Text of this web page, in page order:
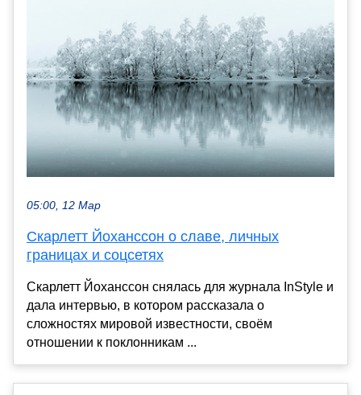
05:00, 12 Мар
Скарлетт Йоханссон о славе, личных
границах и соцсетях
Скарлетт Йоханссон снялась для журнала InStyle и
дала интервью, в котором рассказала о
сложностях мировой известности, своём
отношении к поклонникам ...